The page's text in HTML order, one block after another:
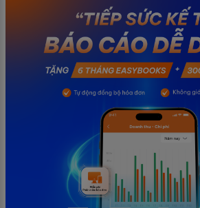
chính không đáng có nếu nắm rõ […]